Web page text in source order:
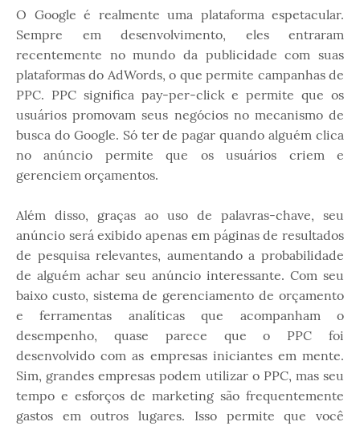
O Google é realmente uma plataforma espetacular.
Sempre em desenvolvimento, eles entraram
recentemente no mundo da publicidade com suas
plataformas do AdWords, o que permite campanhas de
PPC. PPC significa pay-per-click e permite que os
usuários promovam seus negócios no mecanismo de
busca do Google. Só ter de pagar quando alguém clica
no anúncio permite que os usuários criem e
gerenciem orçamentos.
Além disso, graças ao uso de palavras-chave, seu
anúncio será exibido apenas em páginas de resultados
de pesquisa relevantes, aumentando a probabilidade
de alguém achar seu anúncio interessante. Com seu
baixo custo, sistema de gerenciamento de orçamento
e ferramentas analíticas que acompanham o
desempenho, quase parece que o PPC foi
desenvolvido com as empresas iniciantes em mente.
Sim, grandes empresas podem utilizar o PPC, mas seu
tempo e esforços de marketing são frequentemente
gastos em outros lugares. Isso permite que você